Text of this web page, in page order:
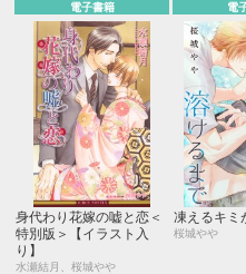
電子書籍
身代わり花嫁の嘘と恋＜
特別版＞【イラスト入
り】
水瀬結月、桜城やや
電
凍えるキミ
桜城やや